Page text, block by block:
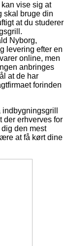
vise sig at
skal bruge din
at du studerer
Nyborg,
levering efter en
online, men
anbringes
at de har
forinden
der erhverves for
den mest
at få kørt dine